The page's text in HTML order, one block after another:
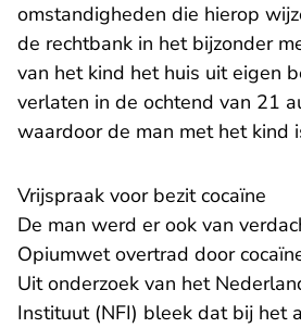
omstandigheden die hierop
de rechtbank in het bijzonder
van het kind het huis uit eigen
verlaten in de ochtend van 21
waardoor de man met het kind
Vrijspraak voor bezit cocaïne
De man werd er ook van
Opiumwet overtrad door
Uit onderzoek van het
Instituut (NFI) bleek dat bij het